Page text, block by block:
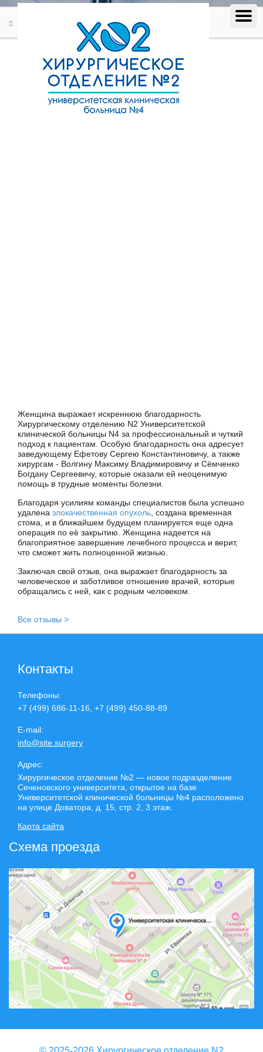
Отзыв #303
Отзыв #303
Пациентка (05.09.2023)
Женщина выражает искреннюю благодарность
Хирургическому отделению N2 Университетской
клинической больницы N4 за профессиональный и чуткий
подход к пациентам. Особую благодарность она адресует
заведующему Ефетову Сергею Константиновичу, а также
хирургам - Волгину Максиму Владимировичу и Сёмченко
Богдану Сергеевичу, которые оказали ей неоценимую
помощь в трудные моменты болезни.
Благодаря усилиям команды специалистов была успешно
удалена злокачественная опухоль , создана временная
стома, и в ближайшем будущем планируется еще одна
операция по её закрытию. Женщина надеется на
благоприятное завершение лечебного процесса и верит,
что сможет жить полноценной жизнью.
Заключая свой отзыв, она выражает благодарность за
человеческое и заботливое отношение врачей, которые
обращались с ней, как с родным человеком.
Все отзывы >
Контакты
Телефоны:
+7 (499) 686-11-16, +7 (499) 450-88-89
E-mail:
info@site.surgery
Адрес:
Хирургическое отделение №2 — новое подразделение
Сеченовского университета, открытое на базе
Университетской клинической больницы №4 расположено
на улице Доватора, д. 15, стр. 2, 3 этаж.
Карта сайта
Схема проезда